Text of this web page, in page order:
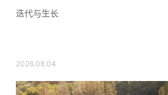
迭代与生长
2026.08.04